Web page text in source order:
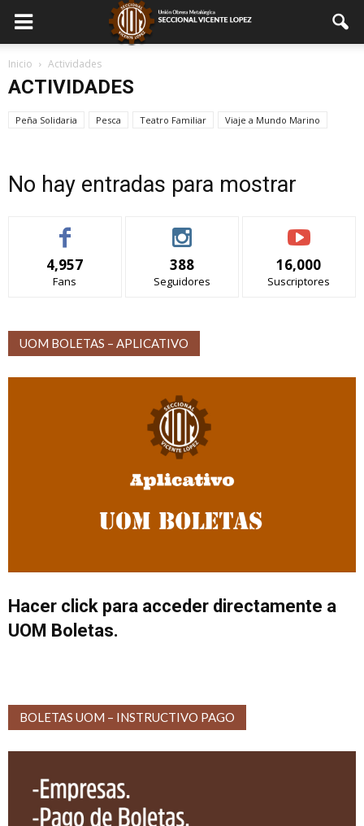
Inicio Actividades
ACTIVIDADES
Peña Solidaria Pesca Teatro Familiar Viaje a Mundo Marino
No hay entradas para mostrar
4,957
Fans
388
Seguidores
16,000
Suscriptores
UOM BOLETAS – APLICATIVO
Hacer click para acceder directamente a
UOM Boletas.
BOLETAS UOM – INSTRUCTIVO PAGO